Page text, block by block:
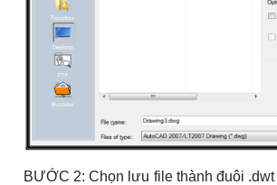
BƯỚC 2: Chọn lưu file thành đuôi .dwt